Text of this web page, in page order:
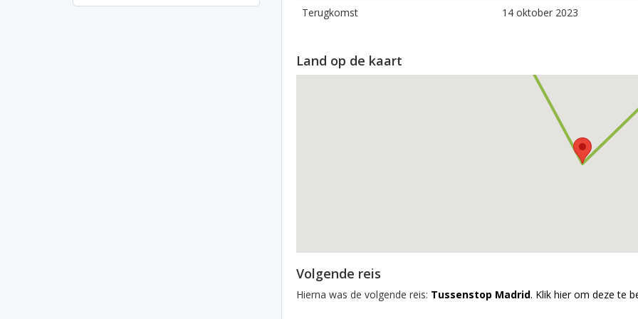
Terugkomst
14 oktober 2023
Land op de kaart
Volgende reis
Hierna was de volgende reis: Tussenstop Madrid. Klik hier om deze te